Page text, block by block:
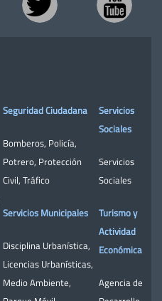
Seguridad Ciudadana
Bomberos, Policía,
Potrero, Protección
Civil, Tráfico
Servicios Municipales
Disciplina Urbanística,
Licencias Urbanísticas,
Medio Ambiente,
Servicios
Sociales
Servicios
Sociales
Turismo y
Actividad
Económica
Agencia de